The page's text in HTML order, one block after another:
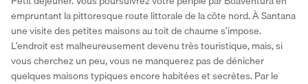
empruntant la pittoresque route littorale de la côte nord. À Santana
une visite des petites maisons au toit de chaume s’impose.
L’endroit est malheureusement devenu très touristique, mais, si
vous cherchez un peu, vous ne manquerez pas de dénicher
quelques maisons typiques encore habitées et secrètes. Par le